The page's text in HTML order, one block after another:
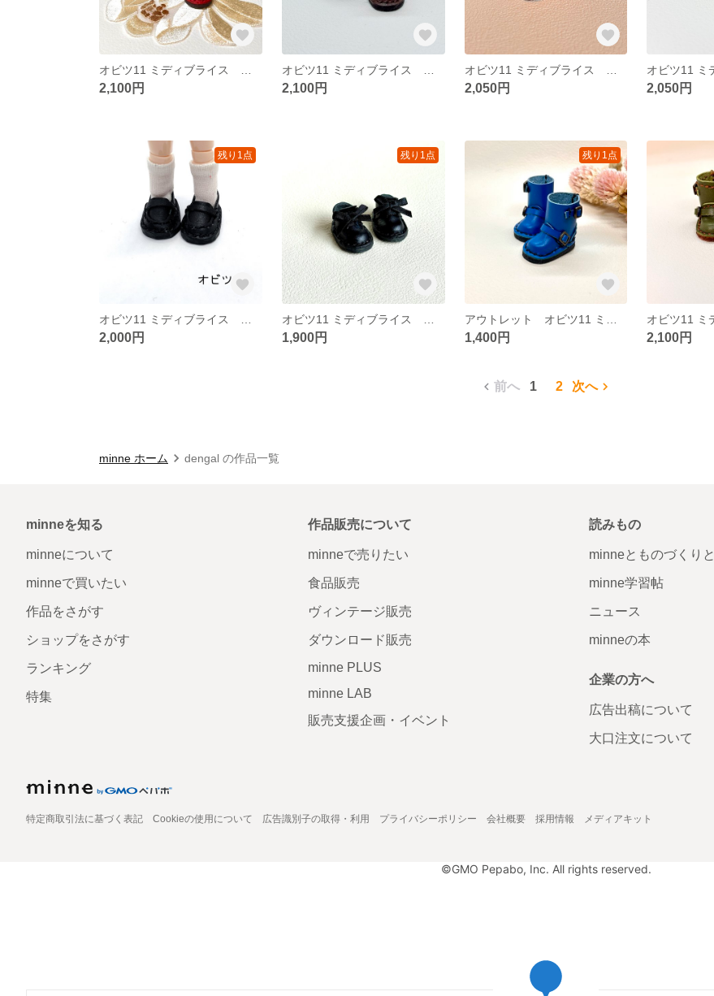
2,100円 2,100円 2,050円 2,050円
残り1点
2,000円
残り1点
1,900円
残り1点
1,400円 2,100円
前へ 1 2 次へ
minne ホーム dengal の作品一覧
minneを知る
minneについて
minneで買いたい
作品をさがす
ショップをさがす
ランキング
特集
作品販売について
minneで売りたい
食品販売
ヴィンテージ販売
ダウンロード販売
minne PLUS
minne LAB
販売支援企画・イベント
読みもの
minneとものづくりと
minne学習帖
ニュース
minneの本
企業の方へ
広告出稿について
大口注文について
特定商取引法に基づく表記 Cookieの使用について 広告識別子の取得・利用 プライバシーポリシー 会社概要 採用情報 メディアキット
©GMO Pepabo, Inc. All rights reserved.